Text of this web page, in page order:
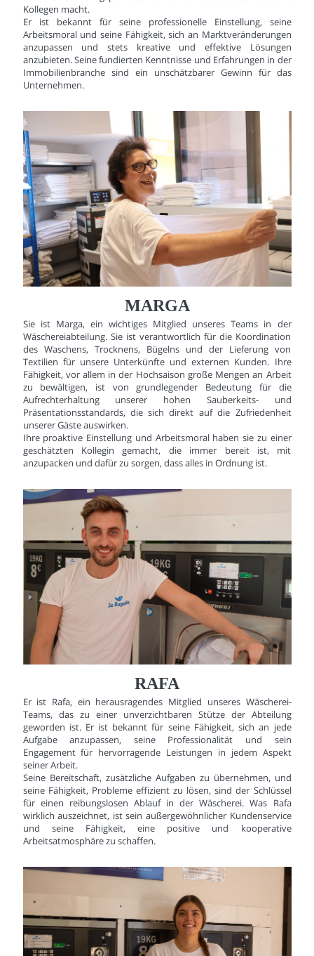
Kollegen macht.
Er ist bekannt für seine professionelle Einstellung, seine
Arbeitsmoral und seine Fähigkeit, sich an Marktveränderungen
anzupassen und stets kreative und effektive Lösungen
anzubieten. Seine fundierten Kenntnisse und Erfahrungen in der
Immobilienbranche sind ein unschätzbarer Gewinn für das
Unternehmen.
MARGA
Sie ist Marga, ein wichtiges Mitglied unseres Teams in der
Wäschereiabteilung. Sie ist verantwortlich für die Koordination
des Waschens, Trocknens, Bügelns und der Lieferung von
Textilien für unsere Unterkünfte und externen Kunden. Ihre
Fähigkeit, vor allem in der Hochsaison große Mengen an Arbeit
zu bewältigen, ist von grundlegender Bedeutung für die
Aufrechterhaltung unserer hohen Sauberkeits- und
Präsentationsstandards, die sich direkt auf die Zufriedenheit
unserer Gäste auswirken.
Ihre proaktive Einstellung und Arbeitsmoral haben sie zu einer
geschätzten Kollegin gemacht, die immer bereit ist, mit
anzupacken und dafür zu sorgen, dass alles in Ordnung ist.
RAFA
Er ist Rafa, ein herausragendes Mitglied unseres Wäscherei-
Teams, das zu einer unverzichtbaren Stütze der Abteilung
geworden ist. Er ist bekannt für seine Fähigkeit, sich an jede
Aufgabe anzupassen, seine Professionalität und sein
Engagement für hervorragende Leistungen in jedem Aspekt
seiner Arbeit.
Seine Bereitschaft, zusätzliche Aufgaben zu übernehmen, und
seine Fähigkeit, Probleme effizient zu lösen, sind der Schlüssel
für einen reibungslosen Ablauf in der Wäscherei. Was Rafa
wirklich auszeichnet, ist sein außergewöhnlicher Kundenservice
und seine Fähigkeit, eine positive und kooperative
Arbeitsatmosphäre zu schaffen.